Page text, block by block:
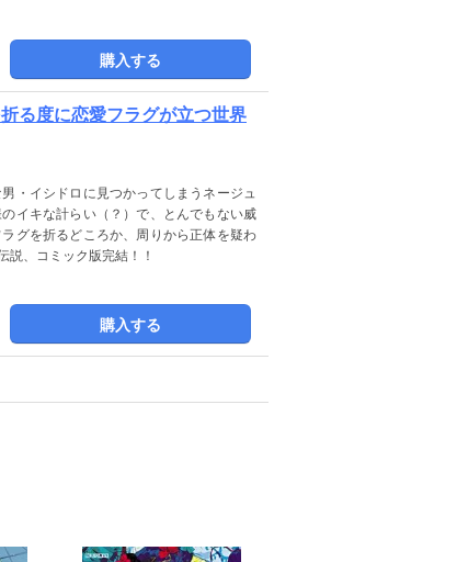
購入する
る度に恋愛フラグが立つ世界
・イシドロに見つかってしまうネージュ
イキな計らい（？）で、とんでもない威
グを折るどころか、周りから正体を疑わ
、コミック版完結！！
購入する